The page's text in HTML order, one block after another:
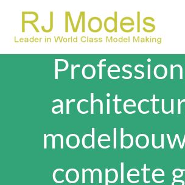
complete